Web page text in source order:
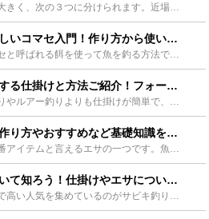
キスの釣り方は、大きく、次の３つに分けられます。近場のチョイ投げ、遠くのポイントや深場を狙う遠投、そして、沖の船釣りです。どの釣りも、楽しく、人気のある釣りです。特にきす釣りの遠投は、難しいですが投...
初心者にもやさしいコマセ入門！作り方から使い方までご紹介 - Leisurego(レジャーゴー)
コマセ釣りはコマセと呼ばれる餌を使って魚を釣る方法で、初心者から上級者まで幅広い層の方に楽しんでいただけます。堤防や磯でも、沖に行ってもいろんな魚を釣って楽しめます。ここではコマセの作り方、使い方、...
投げ釣りで遠投する仕掛けと方法ご紹介！フォームや動画も！ - Leisurego(レジャーゴー)
投げ釣りはウキ釣りやルアー釣りよりも仕掛けが簡単で、堤防や砂浜など陸からでも十分狙えるので、ファミリーで気軽に楽しむことができます。投げ方もコツを掴めば誰でも簡単にマスターできます。ここでは、投げ釣...
コマセって何？作り方やおすすめなど基礎知識を徹底紹介！ - Leisurego(レジャーゴー)
コマセは釣りの定番アイテムと言えるエサの一つです。魚をおびき寄せるのに使用したりかご釣りの際のエサなどとして使用されています。コマセは釣り人の強い味方ですが、いくつか種類があるのはご存知ですか？この...
サビキ釣りについて知ろう！仕掛けやエサについて徹底解説！ - Leisurego(レジャーゴー)
数ある釣り方の中で高い人気を集めているのがサビキ釣りです。一人でも家族でも楽しめるサビキ釣りは、初心者にも始めやすく簡単です。この記事ではサビキ釣りの基本や仕掛け、エサや初心者の方におすすめなサビキ...